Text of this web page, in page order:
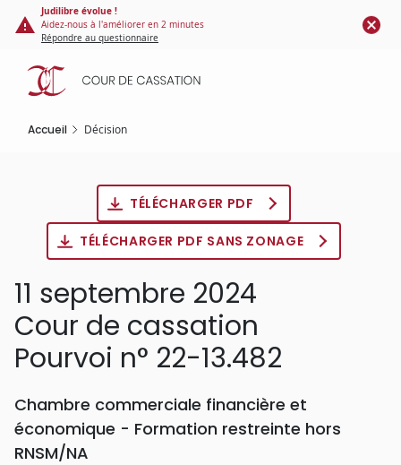
Panneau de gestion des cookies
contenu
principal
Judilibre évolue !
Aidez-nous à l'améliorer en 2 minutes
Répondre au questionnaire
Accueil Décision
TÉLÉCHARGER PDF
TÉLÉCHARGER PDF SANS ZONAGE
11 septembre 2024
Cour de cassation
Pourvoi n° 22-13.482
Chambre commerciale financière et
économique - Formation restreinte hors
RNSM/NA